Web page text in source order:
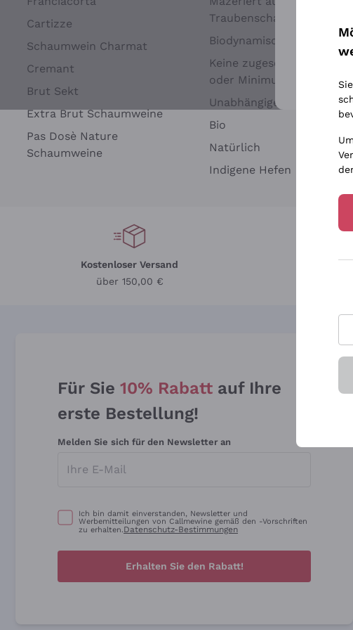
Cartizze
Schaumwein Charmat
Cremant
Brut Sekt
Extra Brut Schaumweine
Pas Dosè Nature
Schaumweine
Traubenschalen
Biodynamisch
Keine zugesetzten Sulfite
oder Minimum
Unabhängige Weinbauern
Bio
Natürlich
Indigene Hefen
Kostenloser Versand
über 150,00 €
Für Sie 10% Rabatt auf Ihre
erste Bestellung!
Melden Sie sich für den Newsletter an
Ich bin damit einverstanden, Newsletter und
Werbemitteilungen von Callmewine gemäß den -Vorschriften
zu erhalten.Datenschutz-Bestimmungen
Erhalten Sie den Rabatt!
Weitere